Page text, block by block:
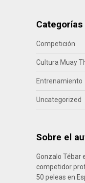
Categorías
Competición
Cultura Muay
Entrenamiento
Uncategorized
Sobre el
Gonzalo Tébar
competidor
50 peleas en